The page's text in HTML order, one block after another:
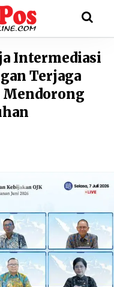
Intermediasi
Terjaga
Mendorong